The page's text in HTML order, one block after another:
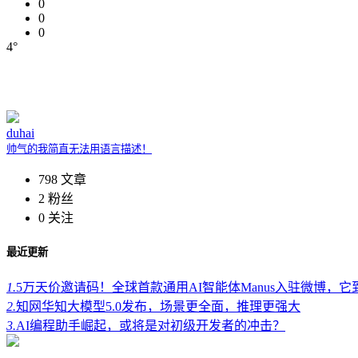
0
0
0
4°
duhai
帅气的我简直无法用语言描述！
798 文章
2 粉丝
0 关注
最近更新
1.5万天价邀请码！全球首款通用AI智能体Manus入驻微博，它
2.知网华知大模型5.0发布，场景更全面，推理更强大
3.AI编程助手崛起，或将是对初级开发者的冲击？